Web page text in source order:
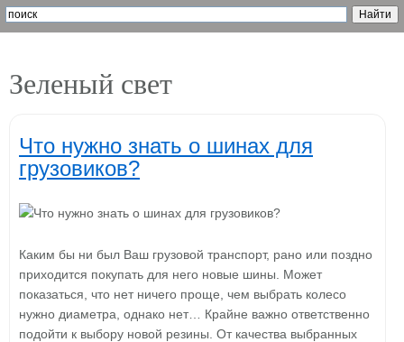
Зеленый свет
Что нужно знать о шинах для
грузовиков?
Каким бы ни был Ваш грузовой транспорт, рано или поздно
приходится покупать для него новые шины. Может
показаться, что нет ничего проще, чем выбрать колесо
нужно диаметра, однако нет… Крайне важно ответственно
подойти к выбору новой резины. От качества выбранных